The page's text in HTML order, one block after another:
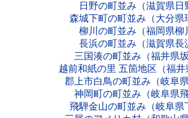
日野の町並み（滋賀県日
森城下町の町並み（大分県
柳川の町並み（福岡県柳
長浜の町並み（滋賀県長
三国湊の町並み（福井県坂
越前和紙の里 五箇地区（福井
郡上市白鳥の町並み（岐阜県
神岡町の町並み（岐阜県飛
飛騨金山の町並み（岐阜県